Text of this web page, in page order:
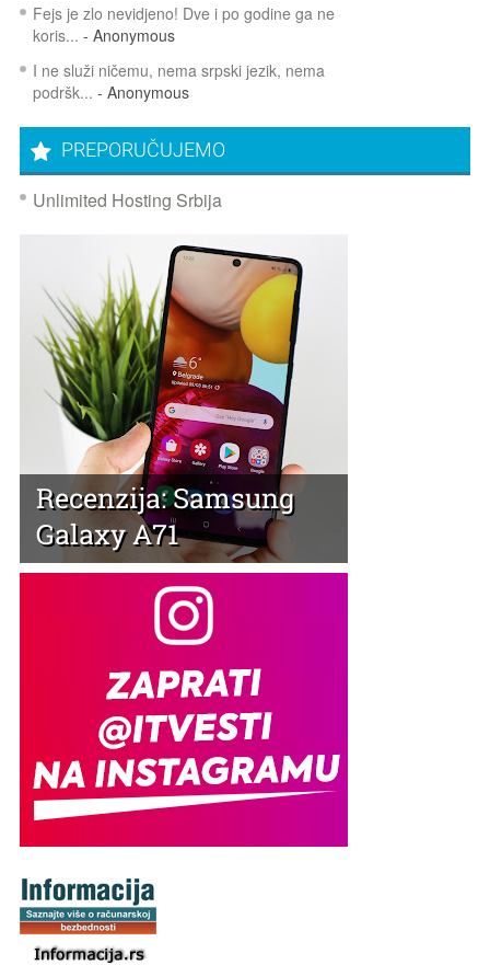
Fejs je zlo nevidjeno! Dve i po godine ga ne
koris... - Anonymous
I ne služi ničemu, nema srpski jezik, nema
podršk... - Anonymous
PREPORUČUJEMO
Unlimited Hosting Srbija
Recenzija: Samsung
Galaxy A71